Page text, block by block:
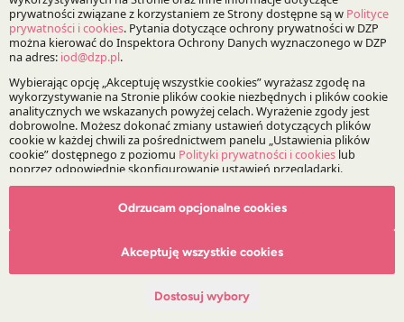
O Kancelarii
O DZP
Zespół
Nasze doradztwo
Alerty prawne
Odrzucam opcjonalne cookies
Akceptuję wszystkie cookies
Dostosuj wybory